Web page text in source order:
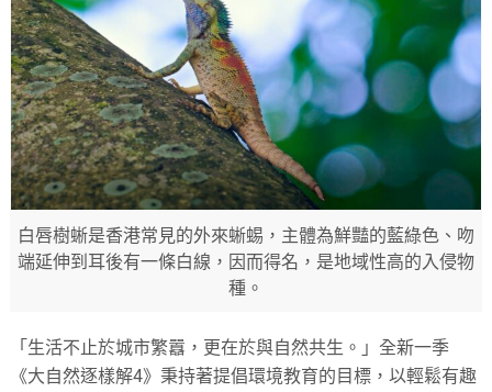
白唇樹蜥是香港常見的外來蜥蜴，主體為鮮豔的藍綠色、吻
端延伸到耳後有一條白線，因而得名，是地域性高的入侵物
種。
「生活不止於城市繁囂，更在於與自然共生。」全新一季
《大自然逐樣解4》秉持著提倡環境教育的目標，以輕鬆有趣